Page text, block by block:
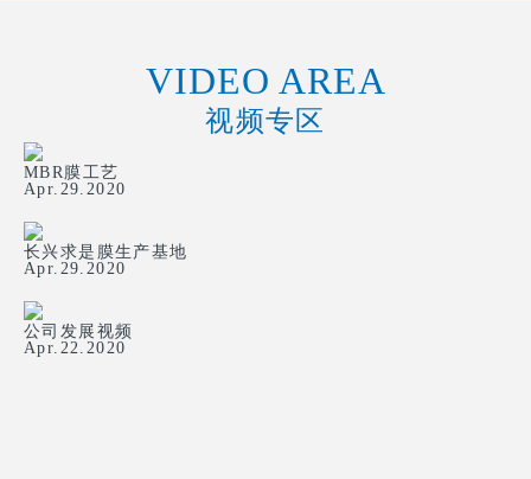
VIDEO AREA
视频专区
MBR膜工艺
Apr.29.2020
长兴求是膜生产基地
Apr.29.2020
公司发展视频
Apr.22.2020